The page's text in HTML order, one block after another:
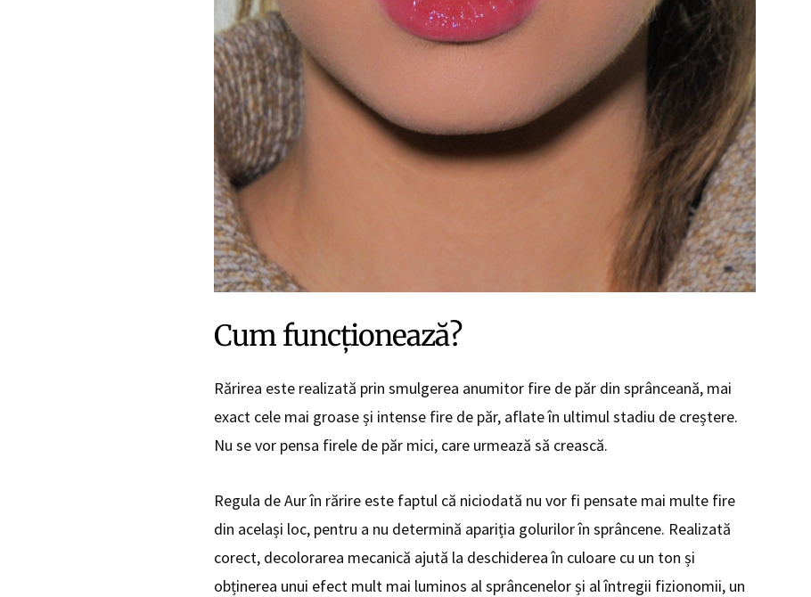
Cum funcționează?
Rărirea este realizată prin smulgerea anumitor fire de păr din sprânceană, mai
exact cele mai groase și intense fire de păr, aflate în ultimul stadiu de creștere.
Nu se vor pensa firele de păr mici, care urmează să crească.
Regula de Aur în rărire este faptul că niciodată nu vor fi pensate mai multe fire
din același loc, pentru a nu determină apariția golurilor în sprâncene. Realizată
corect, decolorarea mecanică ajută la deschiderea în culoare cu un ton și
obținerea unui efect mult mai luminos al sprâncenelor și al întregii fizionomii, un